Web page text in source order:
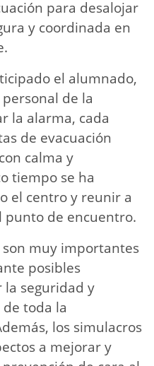
para desalojar
y coordinada en
el alumnado,
de la
la alarma, cada
de evacuación
calma y
tiempo se ha
el centro y reunir a
punto de encuentro.
muy importantes
posibles
la seguridad y
toda la
los simulacros
a mejorar y